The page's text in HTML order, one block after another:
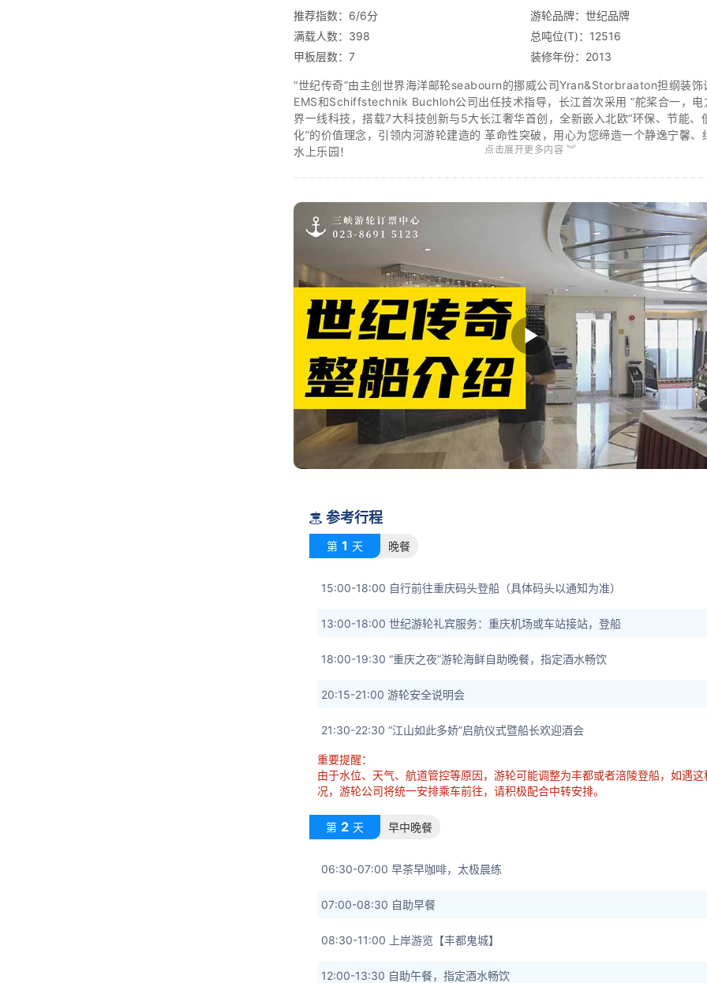
推荐指数：6/6分
游轮品牌：世纪品牌
满载人数：398
总吨位(T)：12516
甲板层数：7
装修年份：2013
“世纪传奇”由主创世界海洋邮轮seabourn的挪威公司Yran&Storbraaton担纲装饰
EMS和Schiffstechnik Buchloh公司出任技术指导，长江首次采用 “舵桨合一，电
界一线科技，搭载7大科技创新与5大长江奢华首创，全新嵌入北欧“环保、节能、
化”的价值理念，引领内河游轮建造的 革命性突破，用心为您缔造一个静逸宁馨、
水上乐园！
点击展开更多内容 ︾
 参考行程
第 1 天 晚餐
15:00-18:00 自行前往重庆码头登船（具体码头以通知为准）
13:00-18:00 世纪游轮礼宾服务：重庆机场或车站接站，登船
18:00-19:30 “重庆之夜”游轮海鲜自助晚餐，指定酒水畅饮
20:15-21:00 游轮安全说明会
21:30-22:30 “江山如此多娇”启航仪式暨船长欢迎酒会
重要提醒：
由于水位、天气、航道管控等原因，游轮可能调整为丰都或者涪陵登船，如遇这
况，游轮公司将统一安排乘车前往，请积极配合中转安排。
第 2 天 早中晚餐
06:30-07:00 早茶早咖啡，太极晨练
07:00-08:30 自助早餐
08:30-11:00 上岸游览【丰都鬼城】
12:00-13:30 自助午餐，指定酒水畅饮